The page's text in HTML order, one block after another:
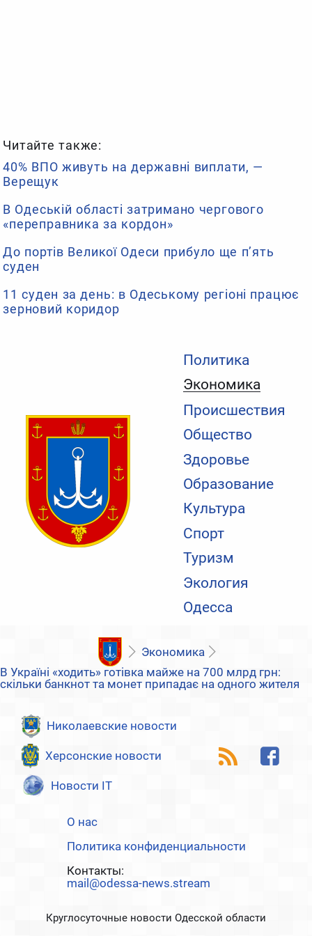
Политика
Экономика
Происшествия
Общество
Здоровье
Образование
Культура
Спорт
Туризм
Экология
Одесса
Читайте также:
40% ВПО живуть на державні виплати, —
Верещук
В Одеській області затримано чергового
«переправника за кордон»
До портів Великої Одеси прибуло ще п’ять
суден
11 суден за день: в Одеському регіоні працює
зерновий коридор
Экономика
В Україні «ходить» готівка майже на 700 млрд грн:
скільки банкнот та монет припадає на одного жителя
Николаевские новости
Херсонские новости
Новости IT
О нас
Политика конфиденциальности
Контакты:
mail@odessa-news.stream
Круглосуточные новости Одесской области